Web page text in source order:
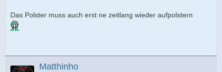
Das Polster muss auch erst ne zeitlang wieder aufpolstern
Matthinho